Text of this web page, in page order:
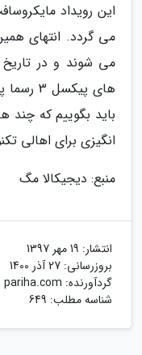
این رویداد
می گردد. انتهای
های
باید بگوییم که چند
انگیزی برای اهالی
منبع: دیجیکالا مگ
انتشار: 19 مهر 1397
بروزرسانی: 27 آذر 1400
گردآورنده: pariha.com
شناسه مطلب: 649